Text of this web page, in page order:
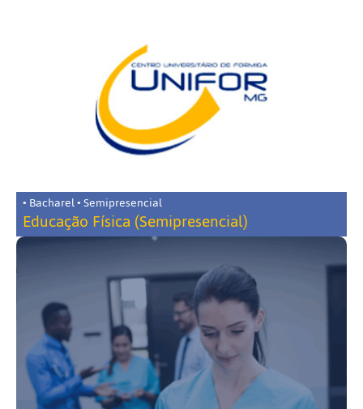
• Bacharel • Semipresencial
Educação Física (Semipresencial)